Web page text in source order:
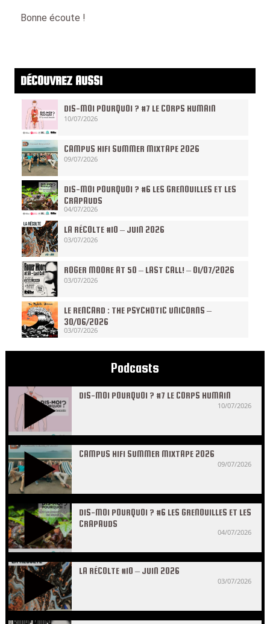
Bonne écoute !
DÉCOUVREZ AUSSI
DIS-MOI POURQUOI ? #7 LE CORPS HUMAIN
10/07/2026
CAMPUS HIFI SUMMER MIXTAPE 2026
09/07/2026
DIS-MOI POURQUOI ? #6 LES GRENOUILLES ET LES
CRAPAUDS
04/07/2026
LA RÉCOLTE #10 – JUIN 2026
03/07/2026
ROGER MOORE AT 50 – LAST CALL! – 01/07/2026
03/07/2026
LE RENCARD : THE PSYCHOTIC UNICORNS –
30/06/2026
03/07/2026
Podcasts
DIS-MOI POURQUOI ? #7 LE CORPS HUMAIN
10/07/2026
CAMPUS HIFI SUMMER MIXTAPE 2026
09/07/2026
DIS-MOI POURQUOI ? #6 LES GRENOUILLES ET LES
CRAPAUDS
04/07/2026
LA RÉCOLTE #10 – JUIN 2026
03/07/2026